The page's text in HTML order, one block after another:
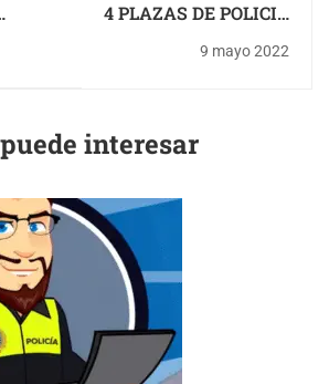
4 PLAZAS DE POLICIA
LOCAL EN LA
9 mayo 2022
interesar